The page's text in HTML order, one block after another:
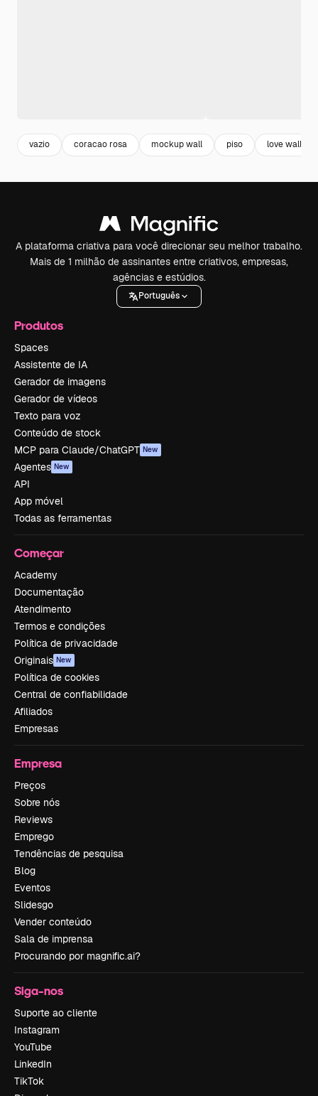
vazio coracao rosa mockup wall piso love
A plataforma criativa para você direcionar seu melhor trabalho.
Mais de 1 milhão de assinantes entre criativos, empresas,
agências e estúdios.
Português
Produtos
Spaces
Assistente de IA
Gerador de imagens
Gerador de vídeos
Texto para voz
Conteúdo de stock
MCP para Claude/ChatGPT New
Agentes New
API
App móvel
Todas as ferramentas
Começar
Academy
Documentação
Atendimento
Termos e condições
Política de privacidade
Originais New
Política de cookies
Central de confiabilidade
Afiliados
Empresas
Empresa
Preços
Sobre nós
Reviews
Emprego
Tendências de pesquisa
Blog
Eventos
Slidesgo
Vender conteúdo
Sala de imprensa
Procurando por magnific.ai?
Siga-nos
Suporte ao cliente
Instagram
YouTube
LinkedIn
TikTok